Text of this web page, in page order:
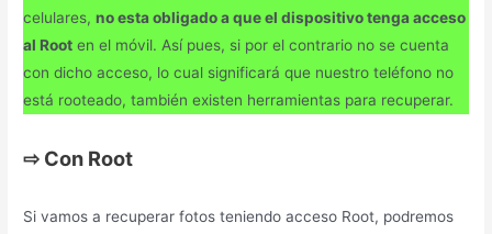
celulares,no esta obligado a que el dispositivo tenga acceso
al Root en el móvil. Así pues, si por el contrario no se cuenta
con dicho acceso, lo cual significará que nuestro teléfono no
está rooteado, también existen herramientas para recuperar.
⇨ Con Root
Si vamos a recuperar fotos teniendo acceso Root, podremos